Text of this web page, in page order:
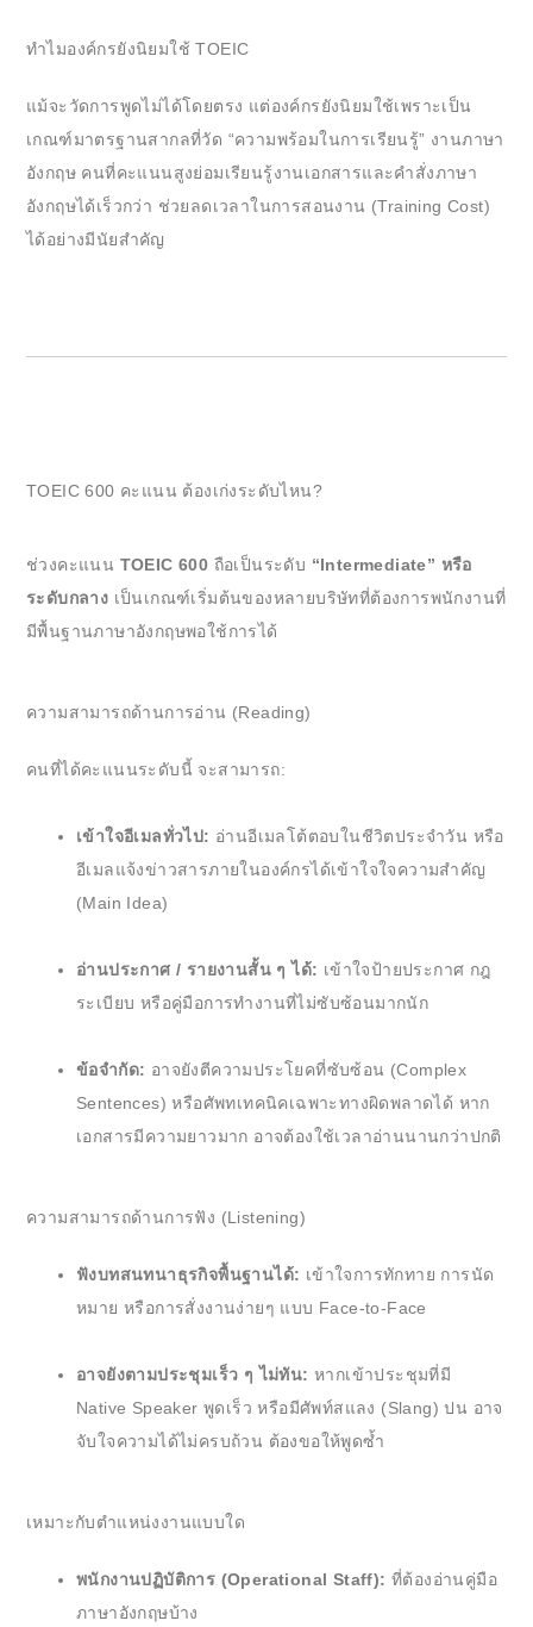
ทำไมองค์กรยังนิยมใช้ TOEIC
แม้จะวัดการพูดไม่ได้โดยตรง แต่องค์กรยังนิยมใช้เพราะเป็น
เกณฑ์มาตรฐานสากลที่วัด “ความพร้อมในการเรียนรู้” งานภาษา
อังกฤษ คนที่คะแนนสูงย่อมเรียนรู้งานเอกสารและคำสั่งภาษา
อังกฤษได้เร็วกว่า ช่วยลดเวลาในการสอนงาน (Training Cost)
ได้อย่างมีนัยสำคัญ
TOEIC 600 คะแนน ต้องเก่งระดับไหน?
ช่วงคะแนน TOEIC 600 ถือเป็นระดับ “Intermediate” หรือ
ระดับกลาง เป็นเกณฑ์เริ่มต้นของหลายบริษัทที่ต้องการพนักงานที่
มีพื้นฐานภาษาอังกฤษพอใช้การได้
ความสามารถด้านการอ่าน (Reading)
คนที่ได้คะแนนระดับนี้ จะสามารถ:
เข้าใจอีเมลทั่วไป: อ่านอีเมลโต้ตอบในชีวิตประจำวัน หรือ
อีเมลแจ้งข่าวสารภายในองค์กรได้เข้าใจใจความสำคัญ
(Main Idea)
อ่านประกาศ / รายงานสั้น ๆ ได้: เข้าใจป้ายประกาศ กฎ
ระเบียบ หรือคู่มือการทำงานที่ไม่ซับซ้อนมากนัก
ข้อจำกัด: อาจยังตีความประโยคที่ซับซ้อน (Complex
Sentences) หรือศัพทเทคนิคเฉพาะทางผิดพลาดได้ หาก
เอกสารมีความยาวมาก อาจต้องใช้เวลาอ่านนานกว่าปกติ
ความสามารถด้านการฟัง (Listening)
ฟังบทสนทนาธุรกิจพื้นฐานได้: เข้าใจการทักทาย การนัด
หมาย หรือการสั่งงานง่ายๆ แบบ Face-to-Face
อาจยังตามประชุมเร็ว ๆ ไม่ทัน: หากเข้าประชุมที่มี
Native Speaker พูดเร็ว หรือมีศัพท์สแลง (Slang) ปน อาจ
จับใจความได้ไม่ครบถ้วน ต้องขอให้พูดซ้ำ
เหมาะกับตำแหน่งงานแบบใด
พนักงานปฏิบัติการ (Operational Staff): ที่ต้องอ่านคู่มือ
ภาษาอังกฤษบ้าง